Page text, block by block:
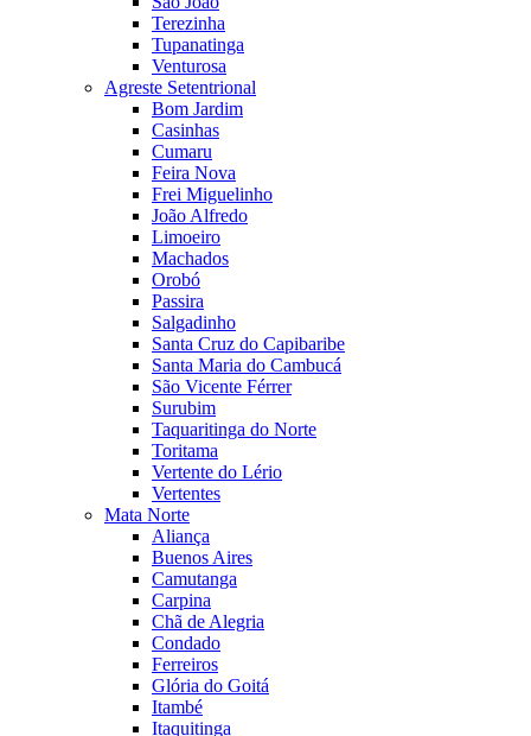
Terezinha
Tupanatinga
Venturosa
Agreste Setentrional
Bom Jardim
Casinhas
Cumaru
Feira Nova
Frei Miguelinho
João Alfredo
Limoeiro
Machados
Orobó
Passira
Salgadinho
Santa Cruz do Capibaribe
Santa Maria do Cambucá
São Vicente Férrer
Surubim
Taquaritinga do Norte
Toritama
Vertente do Lério
Vertentes
Mata Norte
Aliança
Buenos Aires
Camutanga
Carpina
Chã de Alegria
Condado
Ferreiros
Glória do Goitá
Itambé
Itaquitinga